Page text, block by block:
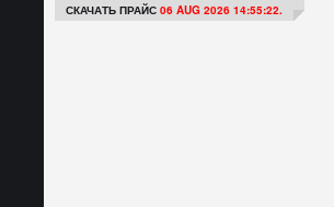
СКАЧАТЬ ПРАЙС 06 AUG 2026 14:55:22.